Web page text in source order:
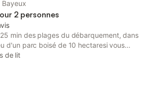
Bayeux
2 personnes
min des plages du débarquement, dans
d'un parc boisé de 10 hectaresi vous
calme, d'une vaste chambre (lit
gratuite, petit bureau) avec coin salon
Le petit déjeuner continental est servi
de lit